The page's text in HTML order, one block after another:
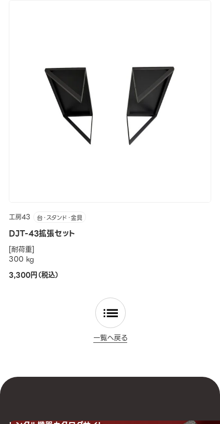
工房43 台・スタンド・金具
DJT-43拡張セット
[耐荷重]
300 kg
3,300円（税込）
一覧へ戻る